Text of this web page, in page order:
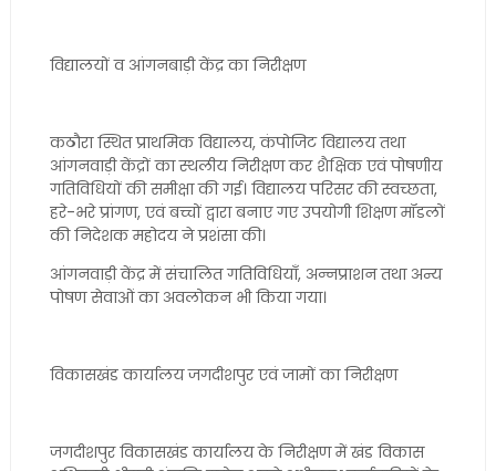
विद्यालयों व आंगनबाड़ी केंद्र का निरीक्षण
कठौरा स्थित प्राथमिक विद्यालय, कंपोजिट विद्यालय तथा
आंगनवाड़ी केंद्रों का स्थलीय निरीक्षण कर शैक्षिक एवं पोषणीय
गतिविधियों की समीक्षा की गई। विद्यालय परिसर की स्वच्छता,
हरे-भरे प्रांगण, एवं बच्चों द्वारा बनाए गए उपयोगी शिक्षण मॉडलों
की निदेशक महोदय ने प्रशंसा की।
आंगनवाड़ी केंद्र में संचालित गतिविधियाँ, अन्नप्राशन तथा अन्य
पोषण सेवाओं का अवलोकन भी किया गया।
विकासखंड कार्यालय जगदीशपुर एवं जामों का निरीक्षण
जगदीशपुर विकासखंड कार्यालय के निरीक्षण में खंड विकास